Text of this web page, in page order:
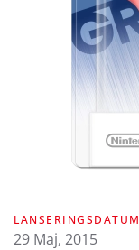
LANSERINGSDATUM
29 Maj, 2015